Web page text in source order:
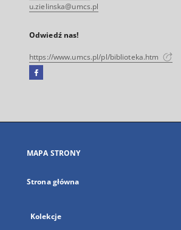
u.zielinska@umcs.pl
Odwiedź nas!
https://www.umcs.pl/pl/biblioteka.htm
Facebook
się
karcie
MAPA STRONY
Strona główna
Kolekcje